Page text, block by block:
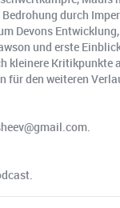
durch
Devons
und erste
kleinere Kritikpunkte
für den weiteren